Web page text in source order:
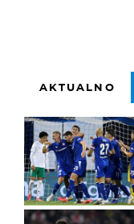
AKTUALNO